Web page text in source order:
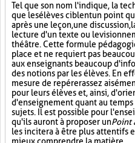
Tel que son nom l'indique, la
que les élèves ciblent un point
après une leçon, une
lecture d'un texte ou le
théâtre. Cette formule
place et ne requiert pas
aux enseignants beaucoup
des notions par les élèves. En
mesure de repérer assez
pour leurs élèves et, ainsi,
d'enseignement quant au temps
sujets. Il est possible pour
qu'ils auront à proposer unPoint
les incitera à être plus attentifs